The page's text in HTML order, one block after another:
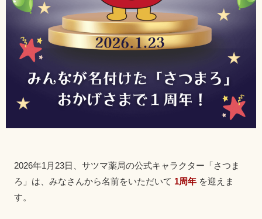
2026年1月23日、サツマ薬局の公式キャラクター「さつま
ろ」は、みなさんから名前をいただいて 1周年 を迎えま
す。